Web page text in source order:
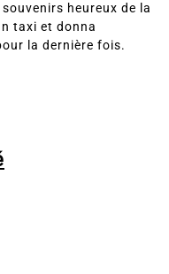
heureux de la
taxi et donna
la dernière fois.